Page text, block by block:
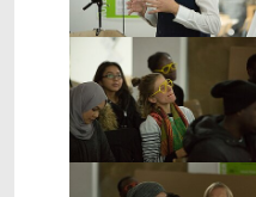
Show larger version
Show larger version